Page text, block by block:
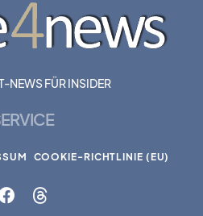
NEWS FÜR INSIDER
COOKIE-RICHTLINIE (EU)